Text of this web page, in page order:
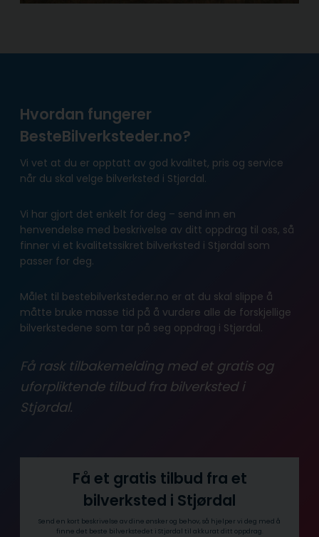
Hvordan fungerer
BesteBilverksteder.no?
Vi vet at du er opptatt av god kvalitet, pris og service
når du skal velge bilverksted i Stjørdal.
Vi har gjort det enkelt for deg – send inn en
henvendelse med beskrivelse av ditt oppdrag til oss, så
finner vi et kvalitetssikret bilverksted i Stjørdal som
passer for deg.
Målet til bestebilverksteder.no er at du skal slippe å
måtte bruke masse tid på å vurdere alle de forskjellige
bilverkstedene som tar på seg oppdrag i Stjørdal.
Få rask tilbakemelding med et gratis og
uforpliktende tilbud fra bilverksted i
Stjørdal.
Få et gratis tilbud fra et
bilverksted i Stjørdal
Send en kort beskrivelse av dine ønsker og behov, så hjelper vi deg med å
finne det beste bilverkstedet i Stjørdal til akkurat ditt oppdrag.